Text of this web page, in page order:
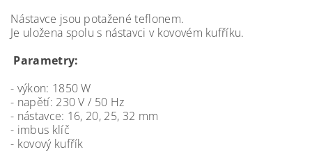
Nástavce jsou potažené teflonem.
Je uložena spolu s nástavci v kovovém kufříku.
Parametry:
- výkon: 1850 W
- napětí: 230 V / 50 Hz
- nástavce: 16, 20, 25, 32 mm
- imbus klíč
- kovový kufřík